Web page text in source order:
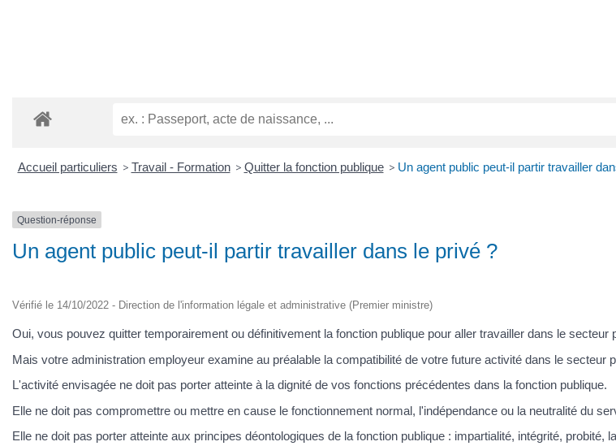
Accueil particuliers > Travail - Formation > Quitter la fonction publique > Un agent public peut-il partir travailler
Question-réponse
Un agent public peut-il partir travailler dans le privé ?
Vérifié le 14/10/2022 - Direction de l'information légale et administrative (Premier ministre)
Oui, vous pouvez quitter temporairement ou définitivement la fonction publique pour aller travailler dans le
Mais votre administration employeur examine au préalable la compatibilité de votre future activité dans le
L'activité envisagée ne doit pas porter atteinte à la dignité de vos fonctions précédentes dans la fonction publique.
Elle ne doit pas compromettre ou mettre en cause le fonctionnement normal, l'indépendance ou la neutralité du
Elle ne doit pas porter atteinte aux principes déontologiques de la fonction publique : impartialité, intégrité, probité,